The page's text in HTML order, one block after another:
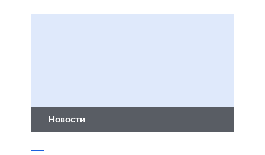
Новости